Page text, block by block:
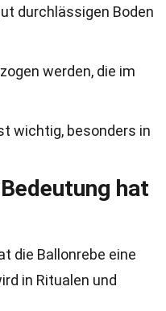
durchlässigen Boden
werden, die im
wichtig, besonders in
hat
die Ballonrebe eine
in Ritualen und